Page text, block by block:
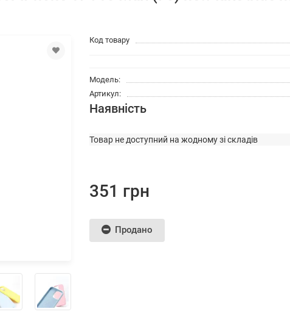
Код товару
Модель:
Артикул:
Наявність
Товар не доступний на жодному зі складів
351 грн
Продано